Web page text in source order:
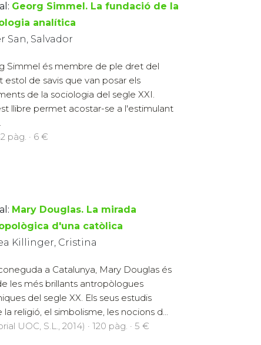
Georg Simmel. La fundació de la
analítica
San, Salvador
Simmel és membre de ple dret del
estol de savis que van posar els
de la sociologia del segle XXI.
llibre permet acostar-se a l'estimulant
pàg. · 6 €
Mary Douglas. La mirada
d'una catòlica
Killinger, Cristina
a Catalunya, Mary Douglas és
les més brillants antropòlogues
del segle XX. Els seus estudis
la religió, el simbolisme, les nocions d...
UOC, S.L., 2014) · 120 pàg. · 5 €